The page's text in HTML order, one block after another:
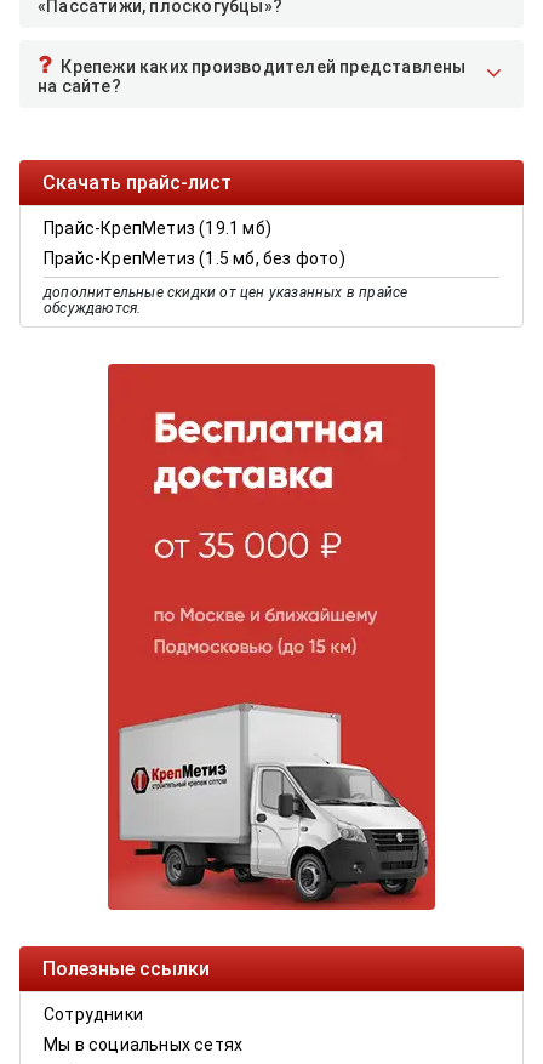
«Пассатижи, плоскогубцы»?
Крепежи каких производителей представлены
на сайте?
Скачать прайс-лист
Прайс-КрепМетиз (19.1 мб)
Прайс-КрепМетиз (1.5 мб, без фото)
дополнительные скидки от цен указанных в прайсе
обсуждаются.
Полезные ссылки
Сотрудники
Мы в социальных сетях